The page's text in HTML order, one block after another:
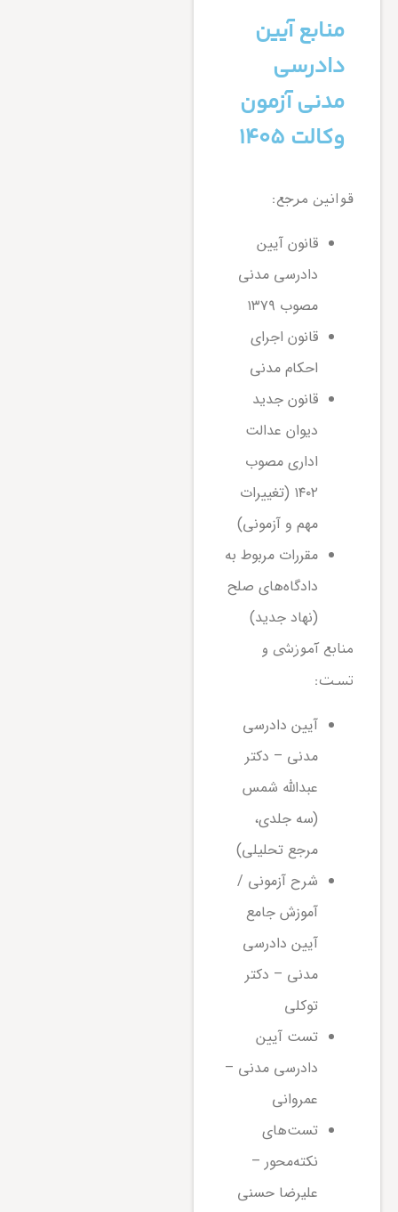
منابع آیین
دادرسی
مدنی آزمون
وکالت ۱۴۰۵
قوانین مرجع:
قانون آیین
دادرسی مدنی
مصوب ۱۳۷۹
قانون اجرای
احکام مدنی
قانون جدید
دیوان عدالت
اداری مصوب
۱۴۰۲ (تغییرات
مهم و آزمونی)
مقررات مربوط به
دادگاه‌های صلح
(نهاد جدید)
منابع آموزشی و
تست:
آیین دادرسی
مدنی – دکتر
عبدالله شمس
(سه جلدی،
مرجع تحلیلی)
شرح آزمونی /
آموزش جامع
آیین دادرسی
مدنی – دکتر
توکلی
تست آیین
دادرسی مدنی –
عمروانی
تست‌های
نکته‌محور –
علیرضا حسنی